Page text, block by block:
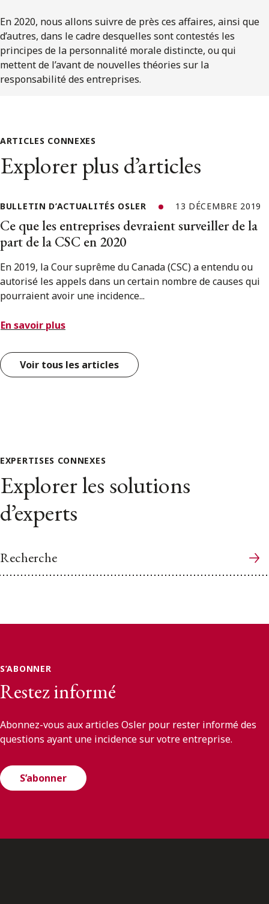
En 2020, nous allons suivre de près ces affaires, ainsi que
d’autres, dans le cadre desquelles sont contestés les
principes de la personnalité morale distincte, ou qui
mettent de l’avant de nouvelles théories sur la
responsabilité des entreprises.
ARTICLES CONNEXES
Explorer plus d’articles
BULLETIN D’ACTUALITÉS OSLER 13 DÉCEMBRE 2019
Ce que les entreprises devraient surveiller de la
part de la CSC en 2020
En 2019, la Cour suprême du Canada (CSC) a entendu ou
autorisé les appels dans un certain nombre de causes qui
pourraient avoir une incidence...
En savoir plus
Voir tous les articles
EXPERTISES CONNEXES
Explorer les solutions
d’experts
Recherche
S’ABONNER
Restez informé
Abonnez-vous aux articles Osler pour rester informé des
questions ayant une incidence sur votre entreprise.
S’abonner